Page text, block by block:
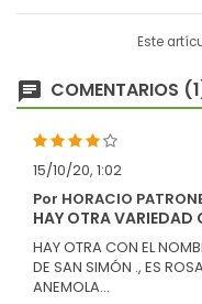
Este
COMENTARIOS
15/10/20, 1:02
Por HORACIO
HAY OTRA VARIEDAD
HAY OTRA CON EL
DE SAN SIMÓN ., ES
ANEMOLA...